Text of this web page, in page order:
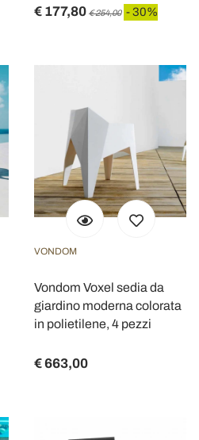
€ 177,80 € 254,00 - 30%
VONDOM
Vondom Voxel sedia da
giardino moderna colorata
in polietilene, 4 pezzi
€ 663,00